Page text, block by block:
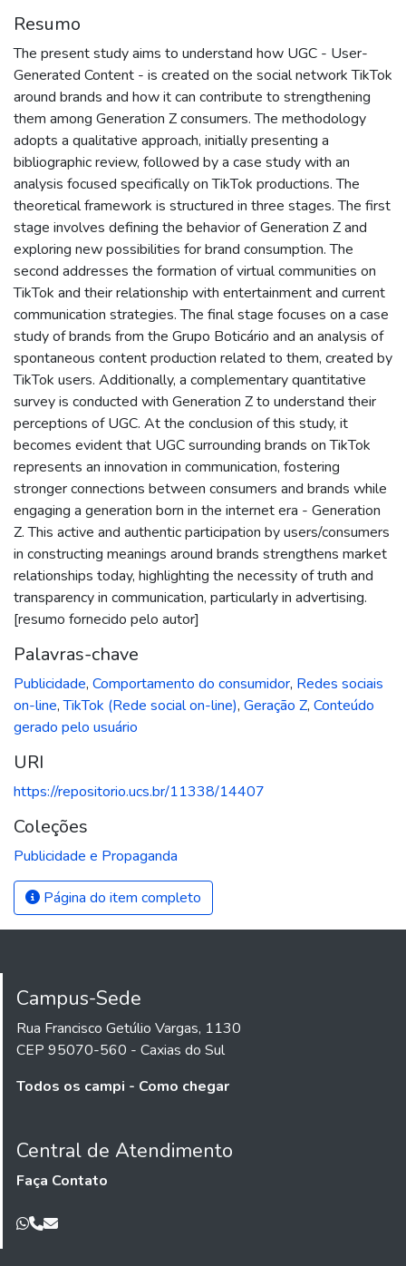
Resumo
The present study aims to understand how UGC - User-
Generated Content - is created on the social network TikTok
around brands and how it can contribute to strengthening
them among Generation Z consumers. The methodology
adopts a qualitative approach, initially presenting a
bibliographic review, followed by a case study with an
analysis focused specifically on TikTok productions. The
theoretical framework is structured in three stages. The first
stage involves defining the behavior of Generation Z and
exploring new possibilities for brand consumption. The
second addresses the formation of virtual communities on
TikTok and their relationship with entertainment and current
communication strategies. The final stage focuses on a case
study of brands from the Grupo Boticário and an analysis of
spontaneous content production related to them, created by
TikTok users. Additionally, a complementary quantitative
survey is conducted with Generation Z to understand their
perceptions of UGC. At the conclusion of this study, it
becomes evident that UGC surrounding brands on TikTok
represents an innovation in communication, fostering
stronger connections between consumers and brands while
engaging a generation born in the internet era - Generation
Z. This active and authentic participation by users/consumers
in constructing meanings around brands strengthens market
relationships today, highlighting the necessity of truth and
transparency in communication, particularly in advertising.
[resumo fornecido pelo autor]
Palavras-chave
Publicidade, Comportamento do consumidor, Redes sociais
on-line,TikTok (Rede social on-line), Geração Z, Conteúdo
gerado pelo usuário
URI
https://repositorio.ucs.br/11338/14407
Coleções
Publicidade e Propaganda
Página do item completo
Campus-Sede
Rua Francisco Getúlio Vargas, 1130
CEP 95070-560 - Caxias do Sul
Todos os campi - Como chegar
Central de Atendimento
Faça Contato